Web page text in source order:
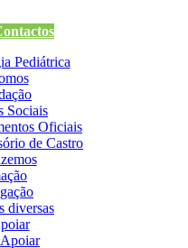
Pediátrica
Sociais
Oficiais
de Castro
diversas